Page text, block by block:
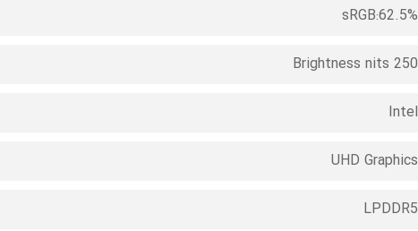
sRGB:62.5%
Brightness nits 250
Intel
UHD Graphics
LPDDR5